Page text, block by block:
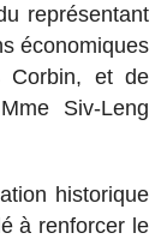
représentant
économiques
Corbin, et de
Siv-Leng
historique
à renforcer le